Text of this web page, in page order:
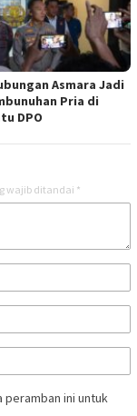
Asmara Jadi
Pria di
DPO
wajib ditandai *
peramban ini untuk